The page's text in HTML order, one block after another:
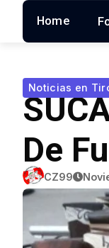
Home
Noticias en
De
CZ99